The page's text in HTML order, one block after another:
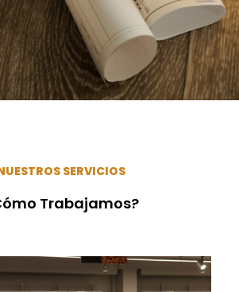
SERVICIOS
Trabajamos?